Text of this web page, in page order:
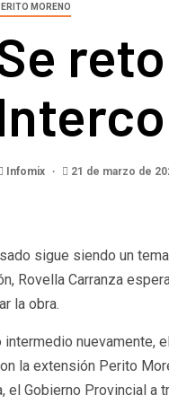
MORENO
Infomix 21 de marzo de
sigue siendo un
Rovella Carranza
la obra.
nuevamente,
la extensión Perito
Gobierno Provincial